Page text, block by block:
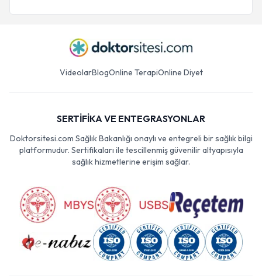
VideolarBlogOnline TerapiOnline Diyet
SERTİFİKA VE ENTEGRASYONLAR
Doktorsitesi.com Sağlık Bakanlığı onaylı ve entegreli bir sağlık bilgi
platformudur. Sertifikaları ile tescillenmiş güvenilir altyapısıyla
sağlık hizmetlerine erişim sağlar.